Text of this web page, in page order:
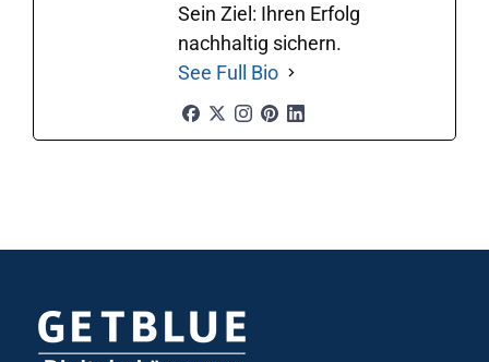
Sein Ziel: Ihren Erfolg
nachhaltig sichern.
See Full Bio